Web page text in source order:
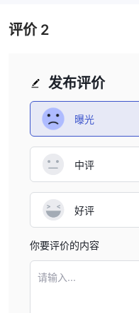
的交易软件 瑞奇期货期货
simulation client、fast
ctp sub-seat special v3、
奇期货期货-博一云交易版。
户、热线、资讯、行情、交
瑞驰期货支持交易者通过银
意的是，期货资金账号为6
Futures 必须在银行卡上留
求，当一个银行账户立即存
能无法当日划转。在持仓的
没有头寸的情况下，可致电
抱怨睿驰期货出金困难。所
发布评价
曝光
中评
好评
你要评价的内容
请输入...
评价2